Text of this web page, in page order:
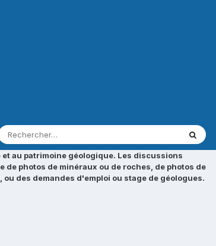
au patrimoine géologique. Les discussions
photos de minéraux ou de roches, de photos de
des demandes d'emploi ou stage de géologues.